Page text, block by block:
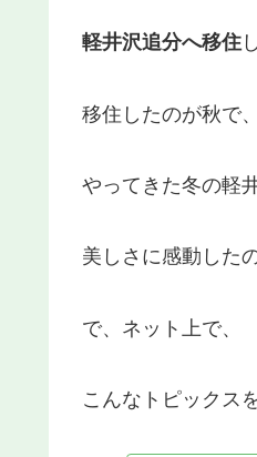
軽井沢追分へ移住
移住したのが秋で
やってきた冬の軽
美しさに感動した
で、ネット上で、
こんなトピックス